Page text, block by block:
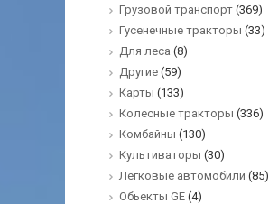
Грузовой транспорт (369)
Гусенечные тракторы (33)
Для леса (8)
Другие (59)
Карты (133)
Колесные тракторы (336)
Комбайны (130)
Культиваторы (30)
Легковые автомобили (85)
Обьекты GE (4)